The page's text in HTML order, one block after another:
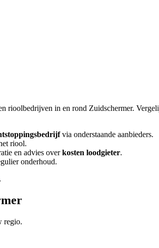
rioolbedrijven in en rond Zuidschermer.
via onderstaande aanbieders.
riool.
en advies overkosten loodgieter.
onderhoud.
.
regio.